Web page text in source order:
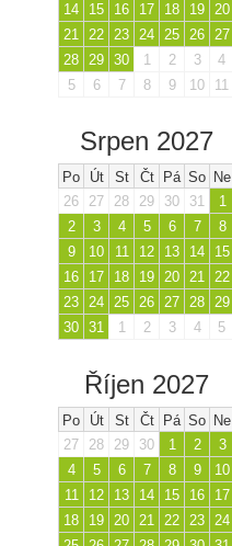
14
15 16 17 18 19 20
21 22 23 24 25 26 27
28 29 30 1 2 3
4
5
6 7 8 9 10 11
Srpen 2027
Po Út St Čt Pá So Ne
26
27 28 29 30 31
1
2
3 4 5 6 7
8
9
10 11 12 13 14
15
16
17 18 19 20 21 22
23 24 25 26 27 28 29
30 31 1 2 3 4 5
Říjen 2027
Po Út St Čt Pá So Ne
27
28 29 30 1 2
3
4
5 6 7 8 9
10
11
12 13 14 15 16
17
18
19 20 21 22 23
24